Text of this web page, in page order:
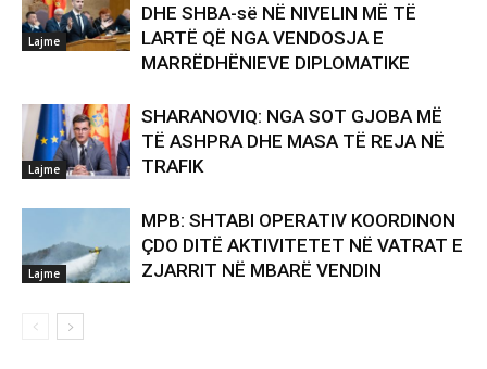
Lajme
DHE SHBA-së NË NIVELIN MË TË
LARTË QË NGA VENDOSJA E
MARRËDHËNIEVE DIPLOMATIKE
Lajme
SHARANOVIQ: NGA SOT GJOBA MË
TË ASHPRA DHE MASA TË REJA NË
TRAFIK
Lajme
MPB: SHTABI OPERATIV KOORDINON
ÇDO DITË AKTIVITETET NË VATRAT E
ZJARRIT NË MBARË VENDIN